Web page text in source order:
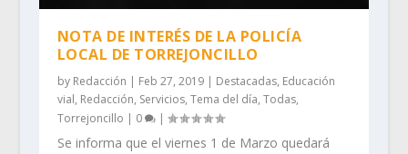
NOTA DE INTERÉS DE LA POLICÍA
LOCAL DE TORREJONCILLO
by Redacción | Feb 27, 2019| Destacadas, Educación
vial, Redacción, Servicios, Tema del día, Todas,
Torrejoncillo | 0 |
Se informa que el viernes 1 de Marzo quedará